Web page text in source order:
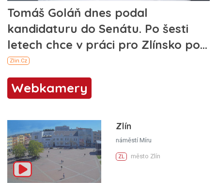
Webkamery
Zlín
náměstí Míru
ZL město Zlín